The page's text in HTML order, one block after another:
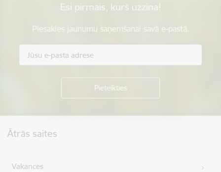
Esi pirmais, kurš uzzina!
Piesakies jaunumu saņemšanai savā e-pastā.
Ātrās saites
Vakances